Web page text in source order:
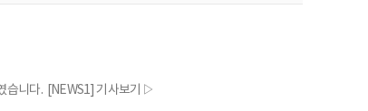
습니다. [NEWS1] 기사보기 ▷